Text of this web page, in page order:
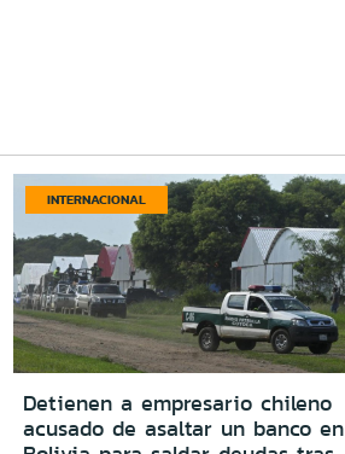
INTERNACIONAL
Detienen a empresario chileno
acusado de asaltar un banco en